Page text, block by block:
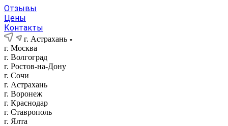
Отзывы
Цены
Контакты
г. Астрахань
г. Москва
г. Волгоград
г. Ростов-на-Дону
г. Сочи
г. Астрахань
г. Воронеж
г. Краснодар
г. Ставрополь
г. Ялта